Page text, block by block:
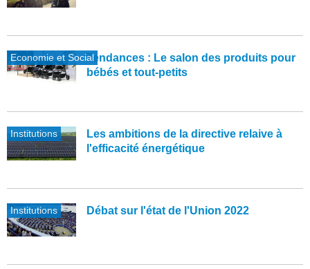
Economie et SocialTendances : Le salon des produits pour
bébés et tout-petits
Institutions
Les ambitions de la directive relaive à
l'efficacité énergétique
Institutions Débat sur l'état de l'Union 2022